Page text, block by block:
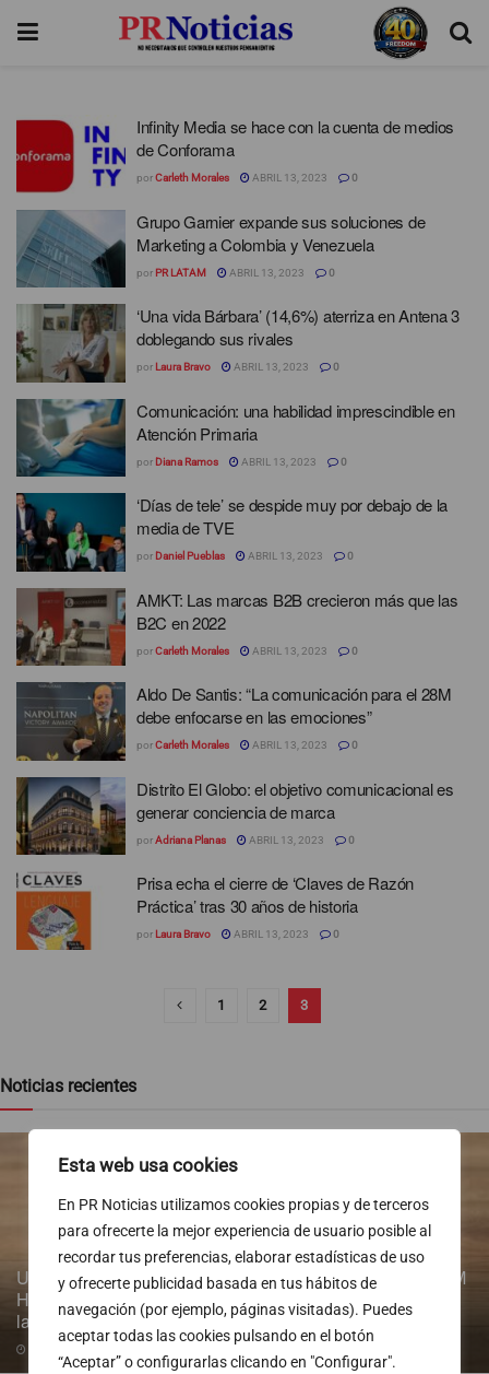
Esta web usa cookies
En PR Noticias utilizamos cookies propias y de terceros
para ofrecerte la mejor experiencia de usuario posible al
recordar tus preferencias, elaborar estadísticas de uso
y ofrecerte publicidad basada en tus hábitos de
navegación (por ejemplo, páginas visitadas). Puedes
aceptar todas las cookies pulsando en el botón
“Aceptar” o configurarlas clicando en "Configurar".
Infinity Media se hace con la cuenta de medios
de Conforama
porCarleth Morales ABRIL 13, 2023 0
Grupo Garnier expande sus soluciones de
Marketing a Colombia y Venezuela
por PR LATAM ABRIL 13, 2023 0
‘Una vida Bárbara’ (14,6%) aterriza en Antena 3
doblegando sus rivales
por Laura Bravo ABRIL 13, 2023 0
Comunicación: una habilidad imprescindible en
Atención Primaria
por Diana Ramos ABRIL 13, 2023 0
‘Días de tele’ se despide muy por debajo de la
media de TVE
por Daniel Pueblas ABRIL 13, 2023 0
AMKT: Las marcas B2B crecieron más que las
B2C en 2022
porCarleth Morales ABRIL 13, 2023 0
Aldo De Santis: “La comunicación para el 28M
debe enfocarse en las emociones”
porCarleth Morales ABRIL 13, 2023 0
Distrito El Globo: el objetivo comunicacional es
generar conciencia de marca
porAdriana Planas ABRIL 13, 2023 0
Prisa echa el cierre de ‘Claves de Razón
Práctica’ tras 30 años de historia
por Laura Bravo ABRIL 13, 2023 0
1 2 3
Noticias recientes
Un estudio longitudinal de la Fundación de Investigación HM
Hospitales identifica la ventana de oportunidad para revertir
la obesidad infantil